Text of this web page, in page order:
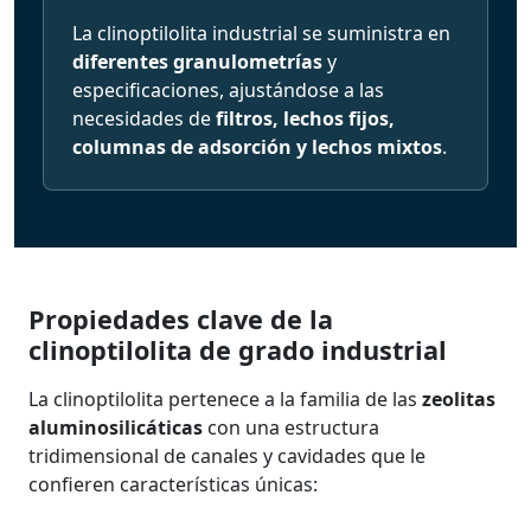
La clinoptilolita industrial se suministra en
diferentes granulometríasy
especificaciones, ajustándose a las
necesidades defiltros, lechos fijos,
columnas de adsorción y lechos mixtos.
Propiedades clave de la
clinoptilolita de grado industrial
La clinoptilolita pertenece a la familia de las zeolitas
aluminosilicáticas con una estructura
tridimensional de canales y cavidades que le
confieren características únicas: